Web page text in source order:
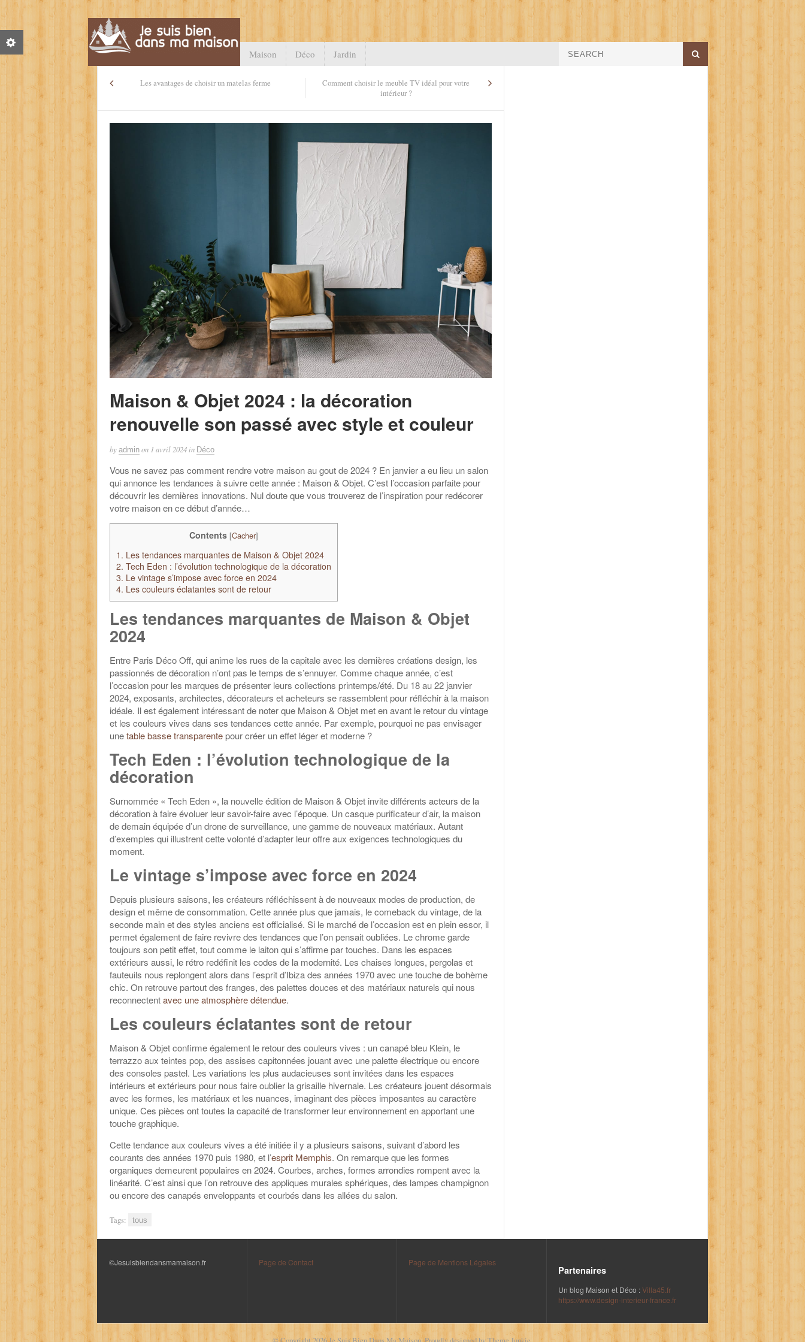
Maison Déco Jardin
Les avantages de choisir un matelas ferme
Comment choisir le meuble TV idéal pour votre
intérieur ?
Maison & Objet 2024 : la décoration
renouvelle son passé avec style et couleur
by admin on 1 avril 2024 in Déco
Vous ne savez pas comment rendre votre maison au gout de 2024 ? En janvier a eu lieu un salon
qui annonce les tendances à suivre cette année : Maison & Objet. C’est l’occasion parfaite pour
découvrir les dernières innovations. Nul doute que vous trouverez de l’inspiration pour redécorer
votre maison en ce début d’année…
Contents [Cacher]
1. Les tendances marquantes de Maison & Objet 2024
2. Tech Eden : l’évolution technologique de la décoration
3. Le vintage s’impose avec force en 2024
4. Les couleurs éclatantes sont de retour
Les tendances marquantes de Maison & Objet
2024
Entre Paris Déco Off, qui anime les rues de la capitale avec les dernières créations design, les
passionnés de décoration n’ont pas le temps de s’ennuyer. Comme chaque année, c’est
l’occasion pour les marques de présenter leurs collections printemps/été. Du 18 au 22 janvier
2024, exposants, architectes, décorateurs et acheteurs se rassemblent pour réfléchir à la maison
idéale. Il est également intéressant de noter que Maison & Objet met en avant le retour du vintage
et les couleurs vives dans ses tendances cette année. Par exemple, pourquoi ne pas envisager
unetable basse transparentepour créer un effet léger et moderne ?
Tech Eden : l’évolution technologique de la
décoration
Surnommée « Tech Eden », la nouvelle édition de Maison & Objet invite différents acteurs de la
décoration à faire évoluer leur savoir-faire avec l’époque. Un casque purificateur d’air, la maison
de demain équipée d’un drone de surveillance, une gamme de nouveaux matériaux. Autant
d’exemples qui illustrent cette volonté d’adapter leur offre aux exigences technologiques du
moment.
Le vintage s’impose avec force en 2024
Depuis plusieurs saisons, les créateurs réfléchissent à de nouveaux modes de production, de
design et même de consommation. Cette année plus que jamais, le comeback du vintage, de la
seconde main et des styles anciens est officialisé. Si le marché de l’occasion est en plein essor, il
permet également de faire revivre des tendances que l’on pensait oubliées. Le chrome garde
toujours son petit effet, tout comme le laiton qui s’affirme par touches. Dans les espaces
extérieurs aussi, le rétro redéfinit les codes de la modernité. Les chaises longues, pergolas et
fauteuils nous replongent alors dans l’esprit d’Ibiza des années 1970 avec une touche de bohème
chic. On retrouve partout des franges, des palettes douces et des matériaux naturels qui nous
reconnectentavec une atmosphère détendue.
Les couleurs éclatantes sont de retour
Maison & Objet confirme également le retour des couleurs vives : un canapé bleu Klein, le
terrazzo aux teintes pop, des assises capitonnées jouant avec une palette électrique ou encore
des consoles pastel. Les variations les plus audacieuses sont invitées dans les espaces
intérieurs et extérieurs pour nous faire oublier la grisaille hivernale. Les créateurs jouent désormais
avec les formes, les matériaux et les nuances, imaginant des pièces imposantes au caractère
unique. Ces pièces ont toutes la capacité de transformer leur environnement en apportant une
touche graphique.
Cette tendance aux couleurs vives a été initiée il y a plusieurs saisons, suivant d’abord les
courants des années 1970 puis 1980, et l’esprit Memphis. On remarque que les formes
organiques demeurent populaires en 2024. Courbes, arches, formes arrondies rompent avec la
linéarité. C’est ainsi que l’on retrouve des appliques murales sphériques, des lampes champignon
ou encore des canapés enveloppants et courbés dans les allées du salon.
Tags: tous
©Jesuisbiendansmamaison.fr Page de Contact Page de Mentions Légales
Partenaires
Un blog Maison et Déco :Villa45.fr
https://www.design-interieur-france.fr